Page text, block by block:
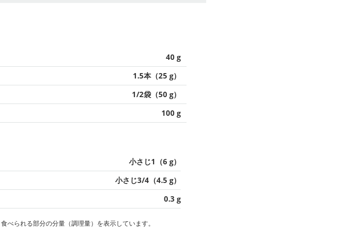
40 g
1.5本（25 g）
1/2袋（50 g）
100 g
小さじ1（6 g）
小さじ3/4（4.5 g）
0.3 g
べられる部分の分量（調理量）を表示しています。